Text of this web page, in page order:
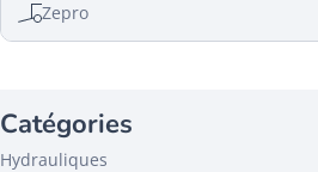
Zepro
Catégories
Hydrauliques